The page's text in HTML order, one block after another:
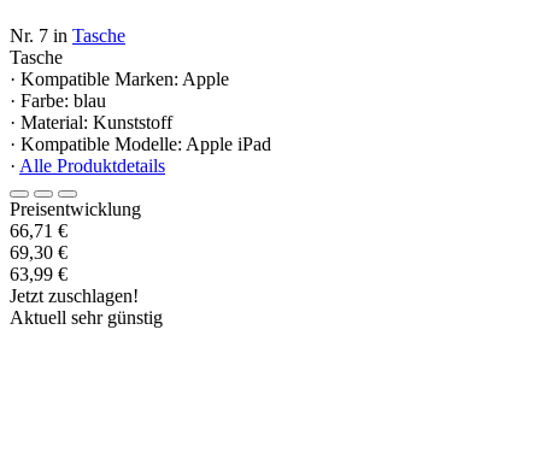
Nr. 7 in Tasche
Tasche
· Kompatible Marken: Apple
· Farbe: blau
· Material: Kunststoff
· Kompatible Modelle: Apple iPad
· Alle Produktdetails
Preisentwicklung
66,71 €
69,30 €
63,99 €
Jetzt zuschlagen!
Aktuell sehr günstig